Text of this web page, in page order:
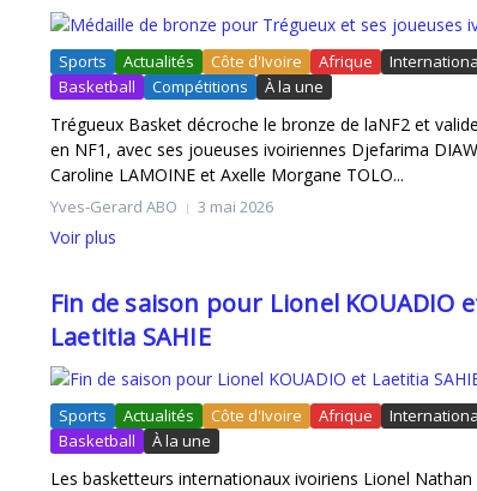
Paul-Auguste AKÉ : Le Géant du
Sports Actualités Côte d'Ivoire Afrique
Basketball
Compétitions À la une
Trégueux Basket décroche le bronze de laNF2 et
en NF1, avec ses joueuses ivoiriennes Djefarima
Caroline LAMOINE et Axelle Morgane TOLO...
Yves-Gerard ABO 3 mai 2026
Voir plus
Fin de saison pour Lionel KOUADIO
Laetitia SAHIE
Sports Actualités Côte d'Ivoire Afrique
Basketball
À la une
Les basketteurs internationaux ivoiriens Lionel Nathan